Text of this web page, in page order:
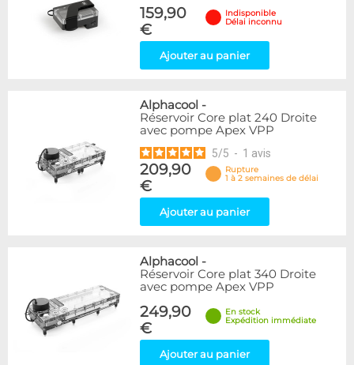
159,90
€
Indisponible
Délai inconnu
Ajouter au panier
Alphacool -
Réservoir Core plat 240 Droite
avec pompe Apex VPP
5/5 - 1 avis
209,90
€
Rupture
1 à 2 semaines de délai
Ajouter au panier
Alphacool -
Réservoir Core plat 340 Droite
avec pompe Apex VPP
249,90
€
En stock
Expédition immédiate
Ajouter au panier